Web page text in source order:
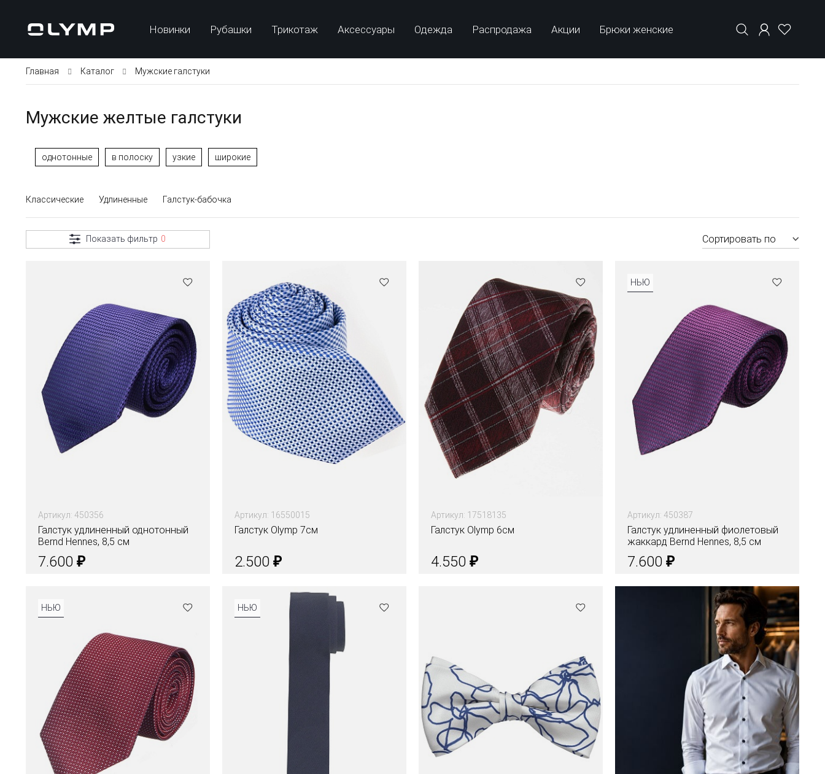
Новинки Рубашки Трикотаж Аксессуары Одежда Распродажа Акции Брюки женские
Главная Каталог Мужские галстуки
Мужские желтые галстуки
однотонные в полоску узкие широкие
Классические Удлиненные Галстук-бабочка
Показать фильтр 0 Сортировать по
Артикул: 450356
Галстук удлиненный однотонный
Bernd Hennes, 8,5 см
7.600 ₽
Артикул: 16550015
Галстук Olymp 7см
2.500 ₽
Артикул: 17518135
Галстук Olymp 6см
4.550 ₽
НЬЮ
Артикул: 450387
Галстук удлиненный фиолетовый
жаккард Bernd Hennes, 8,5 см
7.600 ₽
НЬЮ НЬЮ